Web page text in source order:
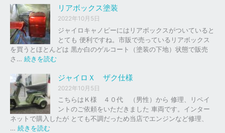
、
買
取
を
は
ま
し
た
。
ッ
ド
ッ
ド
イ
ロ
キ
ャ
ノ
ピ
ー
ザ
ク
仕
様
リアボックス塗装
2022年10月5日
ジャイロキャノピーにはリアボックスがついていると
とても 便利ですね。市販で売っているリアボックス
を買うとほとんどは 黒か白のゲルコート（塗装の下地）状態で販売
さ… 続きを読む
ア
ボ
ッ
ク
ス
ジャイロＸ ザク仕様
2022年10月5日
こちらはＫ様 ４０代 （男性）から 修理、リペイ
ントのご依頼をいただきました 車両です。インター
ネットで購入したが とても不調だっため当店でエンジンなど修理、
… 続きを読む